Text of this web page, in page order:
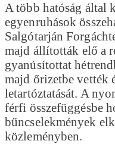
A több hatóság által
egyenruhások
Salgótarján
majd állították elő a
gyanúsítottat
majd őrizetbe vették
letartóztatását. A
férfi összefüggésbe
bűncselekmények
közleményben.